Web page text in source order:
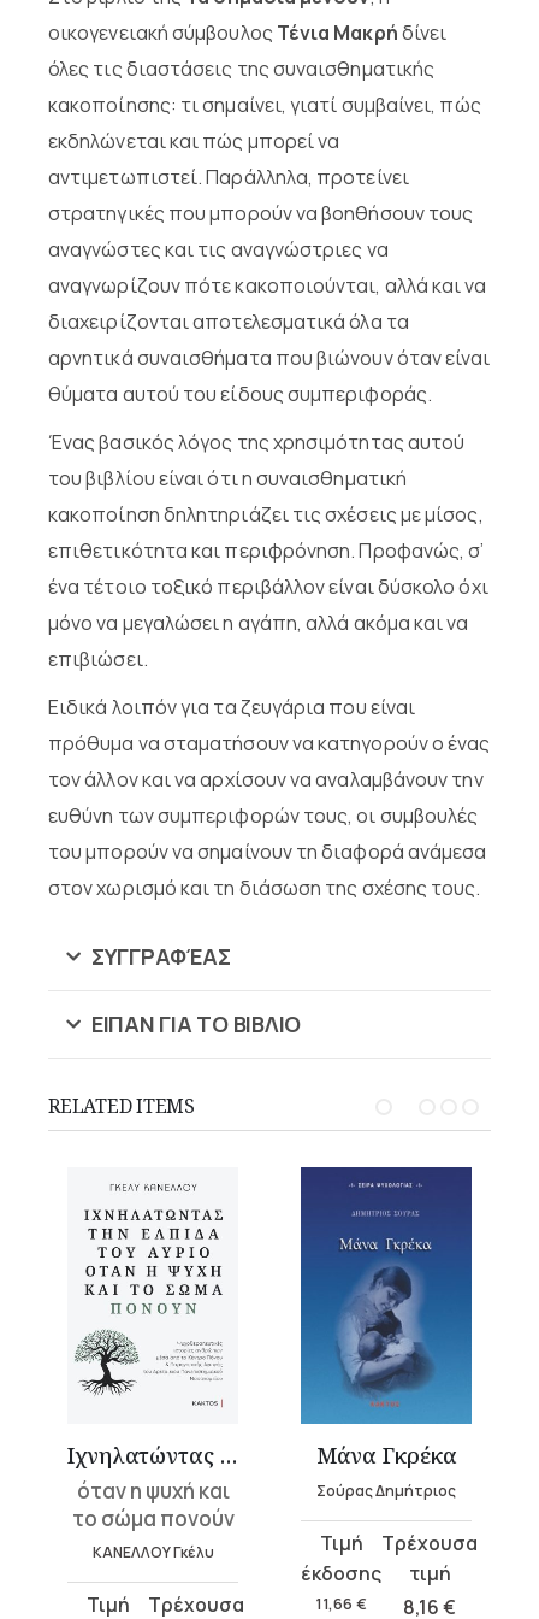
οικογενειακή σύμβουλος Τένια Μακρήδίνει
όλες τις διαστάσεις της συναισθηματικής
κακοποίησης: τι σημαίνει, γιατί συμβαίνει, πώς
εκδηλώνεται και πώς μπορεί να
αντιμετωπιστεί. Παράλληλα, προτείνει
στρατηγικές που μπορούν να βοηθήσουν τους
αναγνώστες και τις αναγνώστριες να
αναγνωρίζουν πότε κακοποιούνται, αλλά και να
διαχειρίζονται αποτελεσματικά όλα τα
αρνητικά συναισθήματα που βιώνουν όταν είναι
θύματα αυτού του είδους συμπεριφοράς.
Ένας βασικός λόγος της χρησιμότητας αυτού
του βιβλίου είναι ότι η συναισθηματική
κακοποίηση δηλητηριάζει τις σχέσεις με μίσος,
επιθετικότητα και περιφρόνηση. Προφανώς, σ’
ένα τέτοιο τοξικό περιβάλλον είναι δύσκολο όχι
μόνο να μεγαλώσει η αγάπη, αλλά ακόμα και να
επιβιώσει.
Ειδικά λοιπόν για τα ζευγάρια που είναι
πρόθυμα να σταματήσουν να κατηγορούν ο ένας
τον άλλον και να αρχίσουν να αναλαμβάνουν την
ευθύνη των συμπεριφορών τους, οι συμβουλές
του μπορούν να σημαίνουν τη διαφορά ανάμεσα
στον χωρισμό και τη διάσωση της σχέσης τους.
ΣΥΓΓΡΑΦΈΑΣ
ΕΙΠΑΝ ΓΙΑ ΤΟ ΒΙΒΛΙΟ
RELATED ITEMS
Ιχνηλατώντας την ελπίδα του αύριο
όταν η ψυχή και
το σώμα πονούν
ΚΑΝΕΛΛΟΥ Γκέλυ
Original
Current
Μάνα Γκρέκα
Σούρας Δημήτριος
11,66 €
Original
price
was:
8,16€
Current
price
is: